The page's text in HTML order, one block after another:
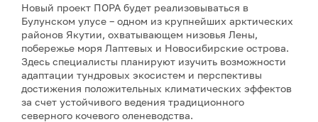
Новый проект ПОРА будет реализовываться в
Булунском улусе – одном из крупнейших арктических
районов Якутии, охватывающем низовья Лены,
побережье моря Лаптевых и Новосибирские острова.
Здесь специалисты планируют изучить возможности
адаптации тундровых экосистем и перспективы
достижения положительных климатических эффектов
за счет устойчивого ведения традиционного
северного кочевого оленеводства.